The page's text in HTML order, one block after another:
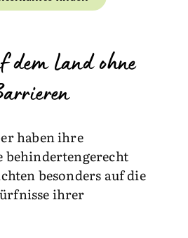
dem Land ohne
haben ihre
besonders auf die
ihrer